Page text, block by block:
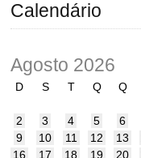
Calendário
Agosto 2026
D S T Q Q
2
3 4 5 6
9
10 11 12 13
16
17 18 19 20